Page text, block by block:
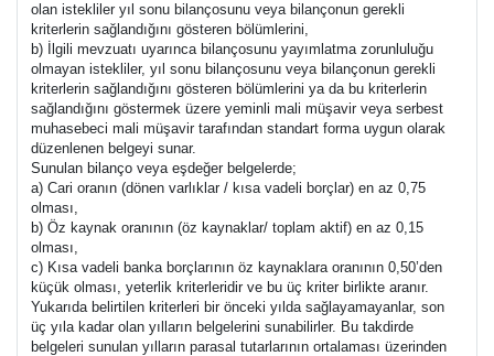
olan istekliler yıl sonu bilançosunu veya bilançonun gerekli
kriterlerin sağlandığını gösteren bölümlerini,
b) İlgili mevzuatı uyarınca bilançosunu yayımlatma zorunluluğu
olmayan istekliler, yıl sonu bilançosunu veya bilançonun gerekli
kriterlerin sağlandığını gösteren bölümlerini ya da bu kriterlerin
sağlandığını göstermek üzere yeminli mali müşavir veya serbest
muhasebeci mali müşavir tarafından standart forma uygun olarak
düzenlenen belgeyi sunar.
Sunulan bilanço veya eşdeğer belgelerde;
a) Cari oranın (dönen varlıklar / kısa vadeli borçlar) en az 0,75
olması,
b) Öz kaynak oranının (öz kaynaklar/ toplam aktif) en az 0,15
olması,
c) Kısa vadeli banka borçlarının öz kaynaklara oranının 0,50’den
küçük olması, yeterlik kriterleridir ve bu üç kriter birlikte aranır.
Yukarıda belirtilen kriterleri bir önceki yılda sağlayamayanlar, son
üç yıla kadar olan yılların belgelerini sunabilirler. Bu takdirde
belgeleri sunulan yılların parasal tutarlarının ortalaması üzerinden